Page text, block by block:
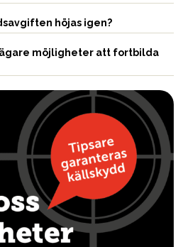
höjas igen?
jägare möjligheter att fortbilda